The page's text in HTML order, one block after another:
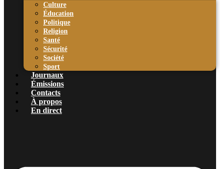
Culture
Éducation
Politique
Religion
Santé
Sécurité
Société
Sport
Journaux
Émissions
Contacts
À propos
En direct